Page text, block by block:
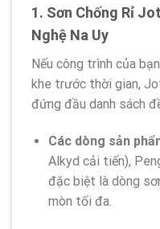
1. Sơn Chống Rỉ
Nghệ Na Uy
Nếu công trình của
khe trước thời gian,
đứng đầu danh sách
Các dòng sản
Alkyd cải tiến),
đặc biệt là dòng
mòn tối đa.